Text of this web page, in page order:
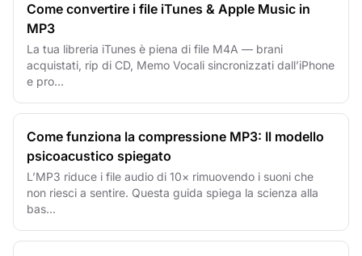
Come convertire i file iTunes & Apple Music in
MP3
La tua libreria iTunes è piena di file M4A — brani
acquistati, rip di CD, Memo Vocali sincronizzati dall’iPhone
e pro...
Come funziona la compressione MP3: Il modello
psicoacustico spiegato
L’MP3 riduce i file audio di 10× rimuovendo i suoni che
non riesci a sentire. Questa guida spiega la scienza alla
bas...